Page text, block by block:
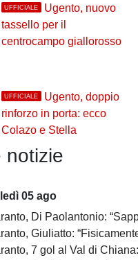
UFFICIALE
Ugento, nuovo
tassello per il
centrocampo giallorosso
UFFICIALE
Ugento, doppio
rinforzo in porta: ecco
Colazo e Stella
notizie
05 ago
Di Paolantonio:
Giuliatto:
7 gol al Val di